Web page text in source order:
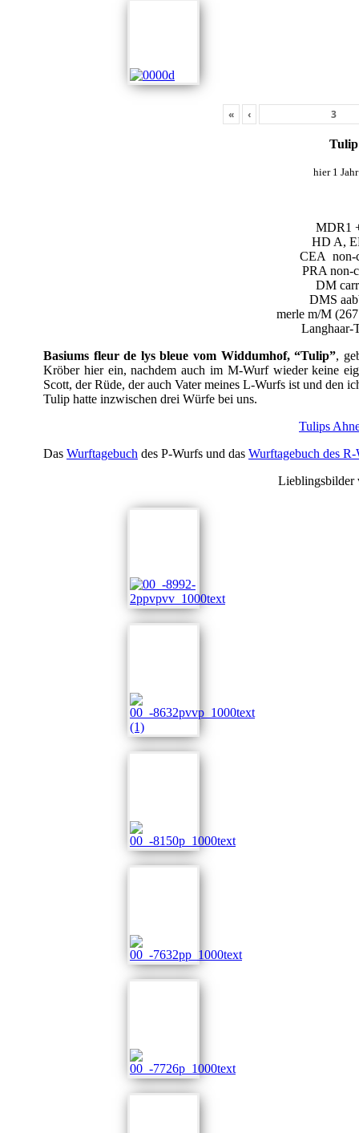
« ‹
Tulip
hier 1
MDR1
HD A,
CEA non-
PRA non-
DM
DMS
merle m/M
Langhaar-
Basiums fleur de lys bleue vom Widdumhof, “Tulip”,
Kröber hier ein, nachdem auch im M-Wurf wieder keine
Scott, der Rüde, der auch Vater meines L-Wurfs ist und den
Tulip hatte inzwischen drei Würfe bei uns.
Tulips
Das Wurftagebuch des P-Wurfs und das Wurftagebuch des
Lieblingsbilder